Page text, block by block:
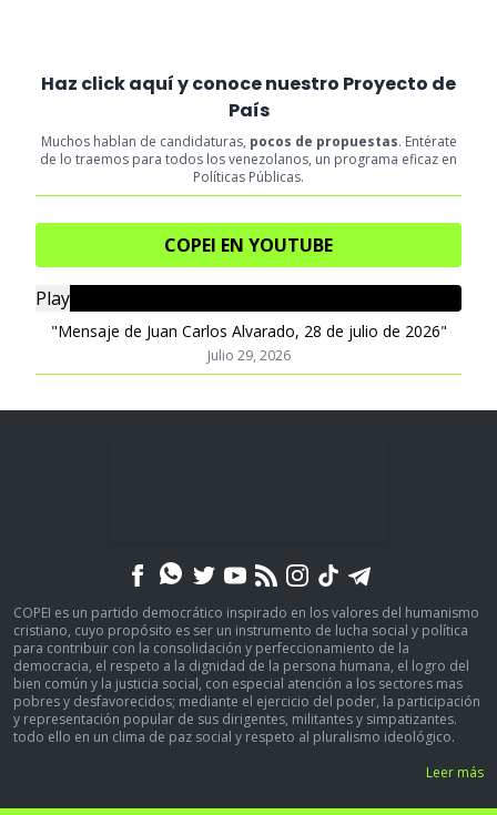
Haz click aquí y conoce nuestro Proyecto de
País
Muchos hablan de candidaturas, pocos de propuestas. Entérate
de lo traemos para todos los venezolanos, un programa eficaz en
Políticas Públicas.
COPEI EN YOUTUBE
Play
"Mensaje de Juan Carlos Alvarado, 28 de julio de 2026"
Julio 29, 2026
COPEI es un partido democrático inspirado en los valores del humanismo
cristiano, cuyo propósito es ser un instrumento de lucha social y política
para contribuir con la consolidación y perfeccionamiento de la
democracia, el respeto a la dignidad de la persona humana, el logro del
bien común y la justicia social, con especial atención a los sectores mas
pobres y desfavorecidos; mediante el ejercicio del poder, la participación
y representación popular de sus dirigentes, militantes y simpatizantes.
todo ello en un clima de paz social y respeto al pluralismo ideológico.
Leer más